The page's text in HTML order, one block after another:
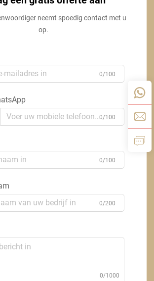
neemt spoedig contact met u
op.
0/100
0/100
0/100
0/200
0/1000